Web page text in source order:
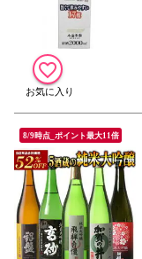
8/9時点_ポイント最大11倍